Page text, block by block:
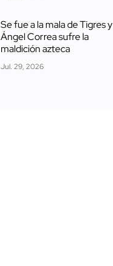
Se fue a la mala de Tigres y
Ángel Correa sufre la
maldición azteca
Jul. 29, 2026